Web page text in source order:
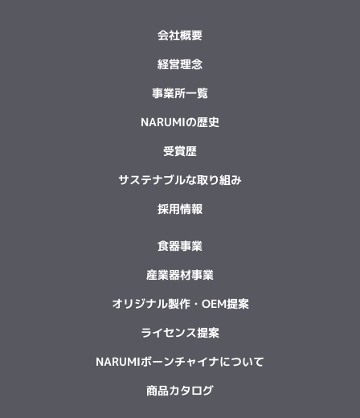
会社概要
経営理念
事業所一覧
NARUMIの歴史
受賞歴
サステナブルな取り組み
採用情報
食器事業
産業器材事業
オリジナル製作・OEM提案
ライセンス提案
NARUMIボーンチャイナについて
商品カタログ